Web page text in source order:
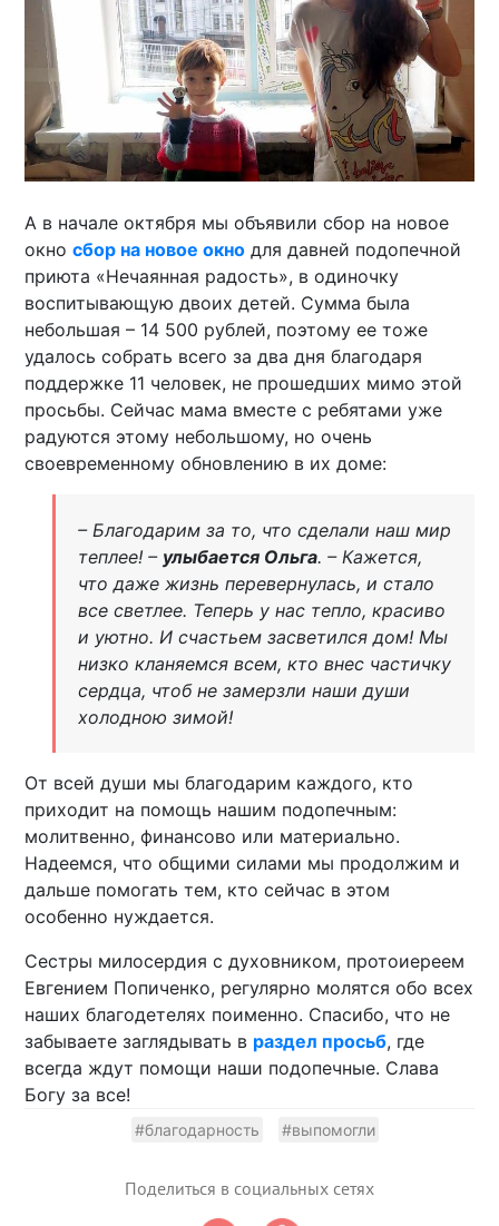
А в начале октября мы объявили сбор на новое
окносбор на новое окно для давней подопечной
приюта «Нечаянная радость», в одиночку
воспитывающую двоих детей. Сумма была
небольшая – 14 500 рублей, поэтому ее тоже
удалось собрать всего за два дня благодаря
поддержке 11 человек, не прошедших мимо этой
просьбы. Сейчас мама вместе с ребятами уже
радуются этому небольшому, но очень
своевременному обновлению в их доме:
– Благодарим за то, что сделали наш мир
теплее! – улыбается Ольга. – Кажется,
что даже жизнь перевернулась, и стало
все светлее. Теперь у нас тепло, красиво
и уютно. И счастьем засветился дом! Мы
низко кланяемся всем, кто внес частичку
сердца, чтоб не замерзли наши души
холодною зимой!
От всей души мы благодарим каждого, кто
приходит на помощь нашим подопечным:
молитвенно, финансово или материально.
Надеемся, что общими силами мы продолжим и
дальше помогать тем, кто сейчас в этом
особенно нуждается.
Сестры милосердия с духовником, протоиереем
Евгением Попиченко, регулярно молятся обо всех
наших благодетелях поименно. Спасибо, что не
забываете заглядывать в раздел просьб, где
всегда ждут помощи наши подопечные. Слава
Богу за все!
#благодарность #выпомогли
Поделиться в социальных сетях